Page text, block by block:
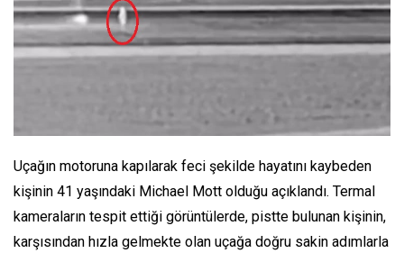
Uçağın motoruna kapılarak feci şekilde hayatını kaybeden
kişinin 41 yaşındaki Michael Mott olduğu açıklandı. Termal
kameraların tespit ettiği görüntülerde, pistte bulunan kişinin,
karşısından hızla gelmekte olan uçağa doğru sakin adımlarla